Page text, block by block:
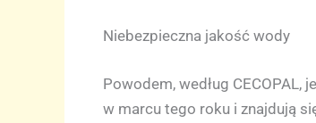
Niebezpieczna jakość wody
Powodem, według
w marcu tego roku i znajdują